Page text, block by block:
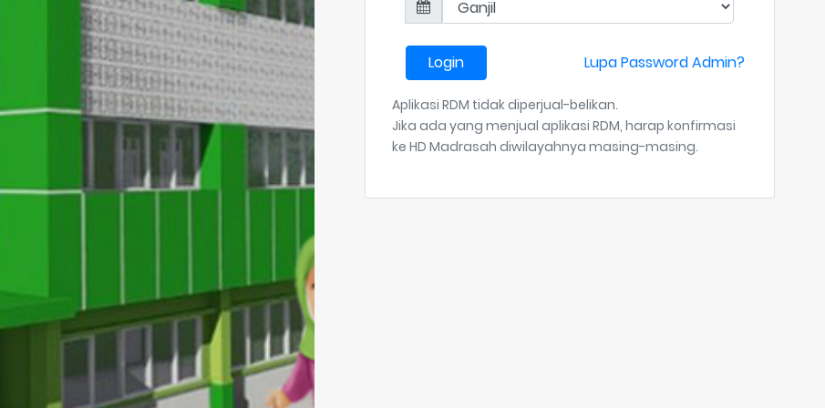
Login Lupa Password Admin?
Aplikasi RDM tidak diperjual-belikan.
Jika ada yang menjual aplikasi RDM, harap konfirmasi
ke HD Madrasah diwilayahnya masing-masing.